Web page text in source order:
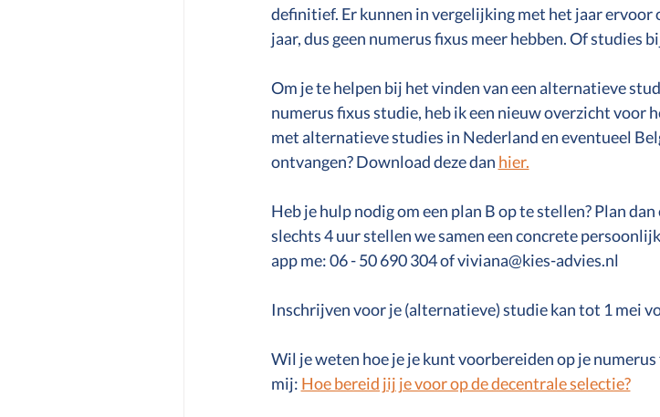
definitief. Er kunnen in vergelijking met het jaar ervoor
jaar, dus geen numerus fixus meer hebben. Of studies
Om je te helpen bij het vinden van een alternatieve
numerus fixus studie, heb ik een nieuw overzicht voor
met alternatieve studies in Nederland en eventueel
ontvangen? Download deze dan hier.
Heb je hulp nodig om een plan B op te stellen? Plan dan
slechts 4 uur stellen we samen een concrete
app me: 06 - 50 690 304 of viviana@kies-advies.nl
Inschrijven voor je (alternatieve) studie kan tot 1 mei
Wil je weten hoe je je kunt voorbereiden op je numerus
mij: Hoe bereid jij je voor op de decentrale selectie?